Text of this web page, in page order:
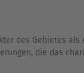
des Gebietes
die das